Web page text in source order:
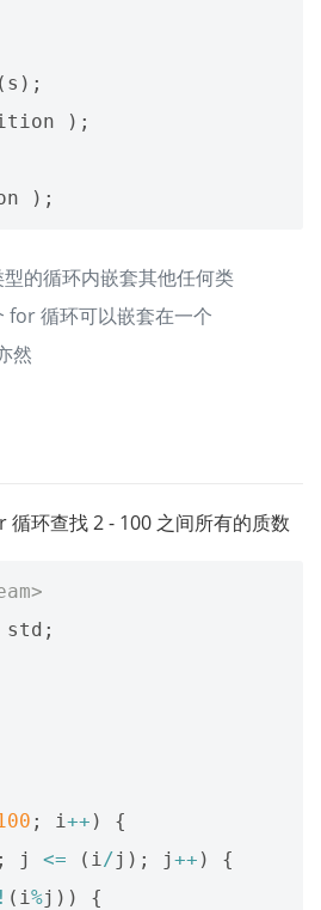
的循环内嵌套其他任何类
for 循环可以嵌套在一个
然
环查找 2 - 100 之间所有的质数
std ;
; i++ )
{
; j <= ( i/j ); j ++ )
{
! ( i%j ))
{